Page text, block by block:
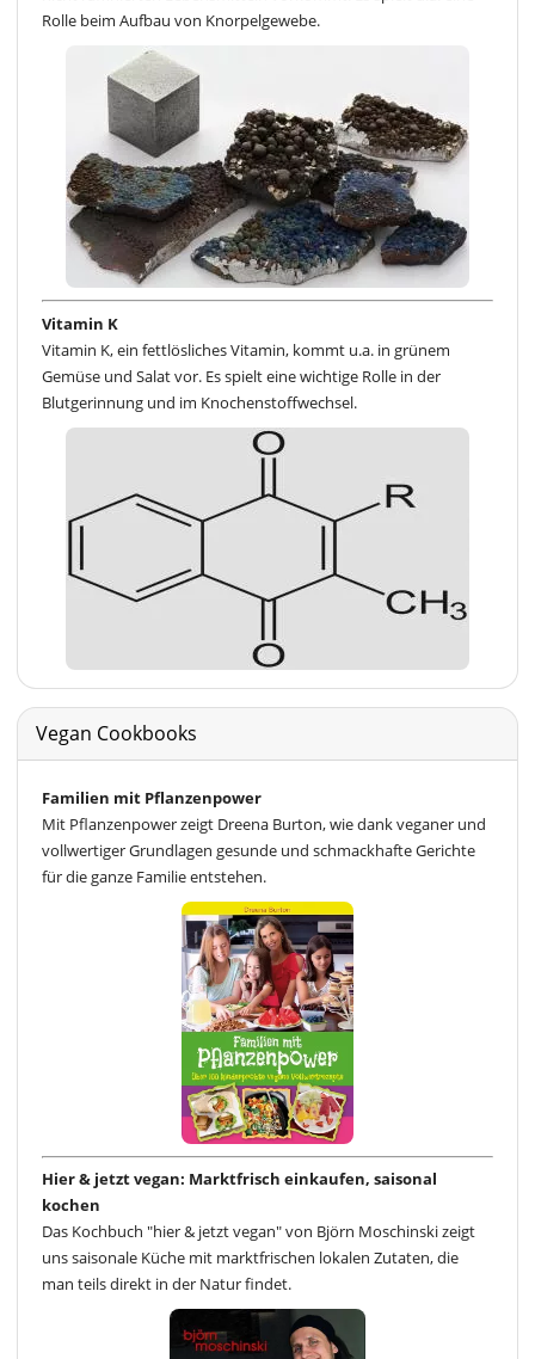
Rolle beim Aufbau von Knorpelgewebe.
Vitamin K
Vitamin K, ein fettlösliches Vitamin, kommt u.a. in grünem
Gemüse und Salat vor. Es spielt eine wichtige Rolle in der
Blutgerinnung und im Knochenstoffwechsel.
Vegan Cookbooks
Familien mit Pflanzenpower
Mit Pflanzenpower zeigt Dreena Burton, wie dank veganer und
vollwertiger Grundlagen gesunde und schmackhafte Gerichte
für die ganze Familie entstehen.
Hier & jetzt vegan: Marktfrisch einkaufen, saisonal
kochen
Das Kochbuch "hier & jetzt vegan" von Björn Moschinski zeigt
uns saisonale Küche mit marktfrischen lokalen Zutaten, die
man teils direkt in der Natur findet.